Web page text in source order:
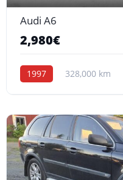
Audi A6
2,980€
1997 328,000 km